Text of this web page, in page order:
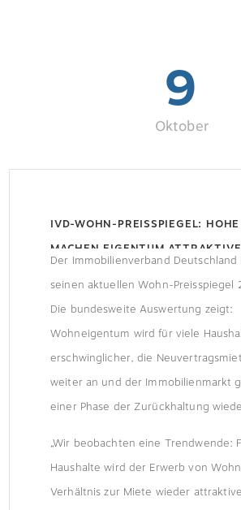
9
Oktober
IVD-WOHN-PREISSPIEGEL:
MACHEN EIGENTUM
Der Immobilienverband Deutschland
seinen aktuellen Wohn-Preisspiegel
Die bundesweite Auswertung zeigt:
Wohneigentum wird für viele
erschwinglicher, die
weiter an und der Immobilienmarkt
einer Phase der Zurückhaltung
„Wir beobachten eine Trendwende:
Haushalte wird der Erwerb von
Verhältnis zur Miete wieder